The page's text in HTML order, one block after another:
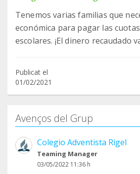
Tenemos varias familias que
económica para pagar las
escolares. ¡El dinero recaudado
Publicat el
01/02/2021
Avenços del Grup
Colegio Adventista Rigel
Teaming Manager
03/05/2022 11:36 h